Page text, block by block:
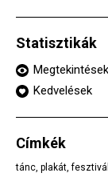
Statisztikák
Megtekintések
Kedvelések
Címkék
tánc plakát ,fesztivál